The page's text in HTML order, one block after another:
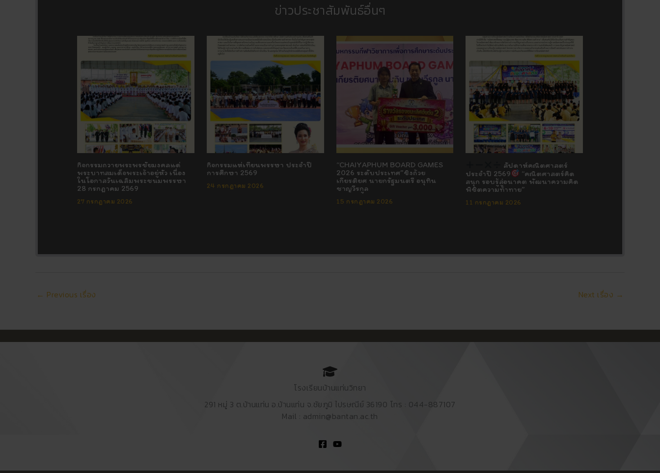
ข่าวประชาสัมพันธ์อื่นๆ
กิจกรรมถวายพระพรชัยมงคลแด่
พระบาทสมเด็จพระเจ้าอยู่หัว เนื่อง
ในโอกาสวันเฉลิมพระชนมพรรษา
28 กรกฎาคม 2569
27 กรกฎาคม 2026
กิจกรรมแห่เทียนพรรษา ประจำปี
การศึกษา 2569
24 กรกฎาคม 2026
“CHAIYAPHUM BOARD GAMES
2026 ระดับประเทศ”ชิงถ้วย
เกียรติยศ นายกรัฐมนตรี อนุทิน
ชาญวีรกูล
15 กรกฎาคม 2026
สัปดาห์คณิตศาสตร์
ประจำปี 2569
“คณิตศาสตร์คิด
สนุก รอบรู้สู่อนาคต พัฒนาความคิด
พิชิตความท้าทาย”
11 กรกฎาคม 2026
← Previous เรื่อง Next เรื่อง →
โรงเรียนบ้านแท่นวิทยา
291 หมู่ 3 ต.บ้านแท่น อ.บ้านแท่น จ.ชัยภูมิ ไปรษณีย์ 36190 โทร : 044-887107
Mail : admin@bantan.ac.th